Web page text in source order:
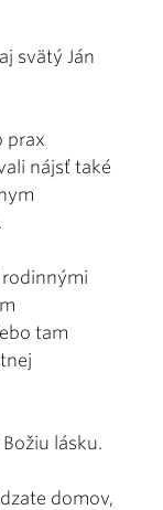
svätý Ján
prax
nájsť také
tam
lásku.
domov,